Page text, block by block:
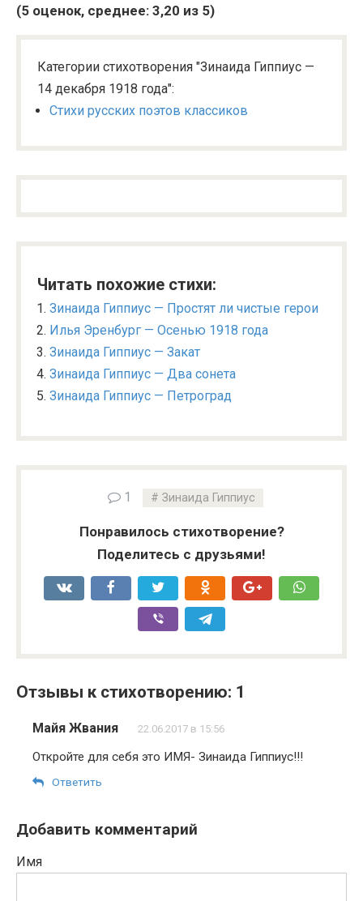
(5 оценок, среднее: 3,20 из 5)
Категории стихотворения "Зинаида Гиппиус —
14 декабря 1918 года":
Стихи русских поэтов классиков
Читать похожие стихи:
Зинаида Гиппиус — Простят ли чистые герои
Илья Эренбург — Осенью 1918 года
Зинаида Гиппиус — Закат
Зинаида Гиппиус — Два сонета
Зинаида Гиппиус — Петроград
1 Зинаида Гиппиус
Понравилось стихотворение?
Поделитесь с друзьями!
Отзывы к стихотворению: 1
Майя Жвания 22.06.2017 в 15:56
Откройте для себя это ИМЯ- Зинаида Гиппиус!!!
Ответить
Добавить комментарий
Имя